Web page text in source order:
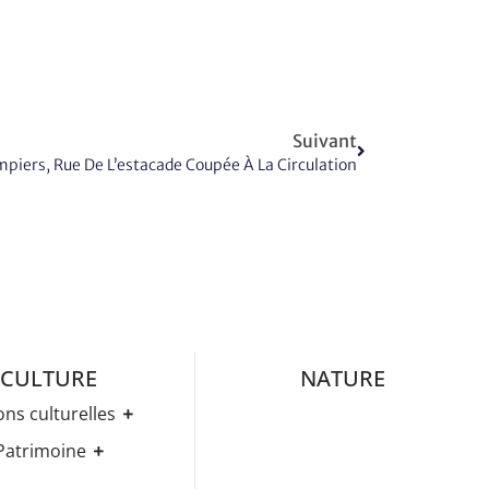
Suivant
Rue De L’estacade Coupée À La Circulation
CULTURE
culturelles
Médiathèque
NATURE